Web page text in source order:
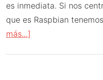
es inmediata. Si nos
que es Raspbian
más...]